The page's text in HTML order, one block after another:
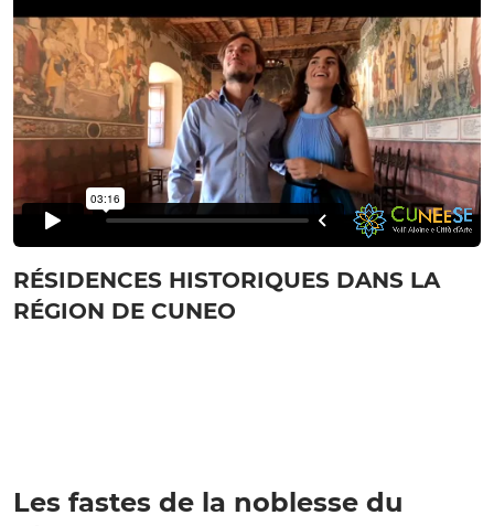
RÉSIDENCES HISTORIQUES DANS LA
RÉGION DE CUNEO
Les fastes de la noblesse du